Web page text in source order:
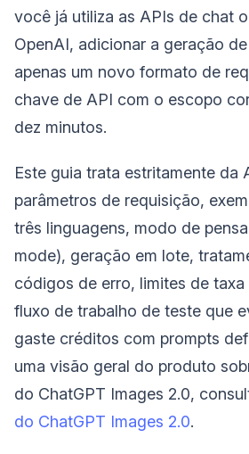
você já utiliza as APIs de chat
OpenAI, adicionar a geração
apenas um novo formato de
chave de API com o escopo
dez minutos.
Este guia trata estritamente da
parâmetros de requisição,
três linguagens, modo de
mode), geração em lote,
códigos de erro, limites de
fluxo de trabalho de teste que
gaste créditos com prompts
uma visão geral do produto
do ChatGPT Images 2.0,
do ChatGPT Images 2.0.